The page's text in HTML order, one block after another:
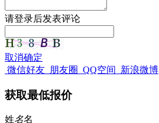
请登录后发表评论
取消确定
微信好友 朋友圈 QQ空间 新浪微博
获取最低报价
姓名名